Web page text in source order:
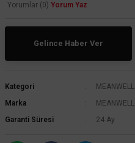
Yorumlar (0) Yorum Yaz
Gelince Haber Ver
Kategori
Marka
MEANWELL
Garanti Süresi
24 Ay